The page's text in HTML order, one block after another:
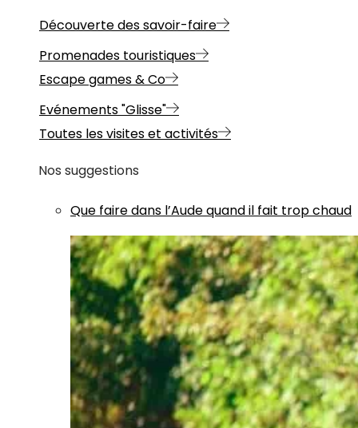
Découverte des savoir-faire
Promenades touristiques
Escape games & Co
Evénements "Glisse"
Toutes les visites et activités
Nos suggestions
Que faire dans l’Aude quand il fait trop chaud